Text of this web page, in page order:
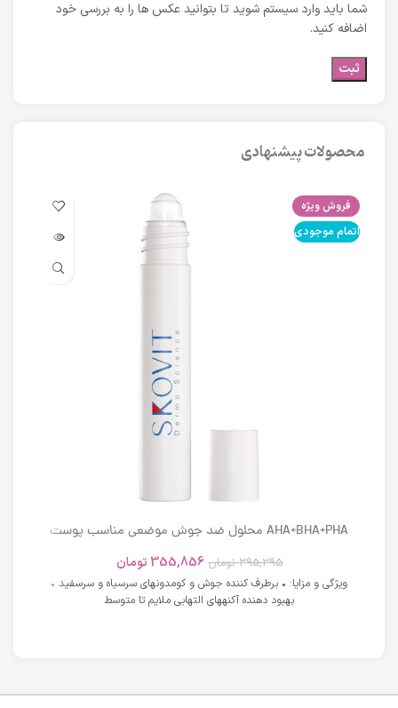
شما باید وارد سیستم شوید تا بتوانید عکس ها را به بررسی خود
اضافه کنید.
محصولات پیشنهادی
فروش ویژه
اتمام موجودی
AHA+BHA+PHA محلول ضد جوش موضعی مناسب پوست
395,395 تومان 355,856 تومان
ویژگی و مزایا: • برطرف کننده جوش و کومدونهای سرسیاه و سرسفید •
بهبود دهنده آکنههای التهابی ملایم تا متوسط